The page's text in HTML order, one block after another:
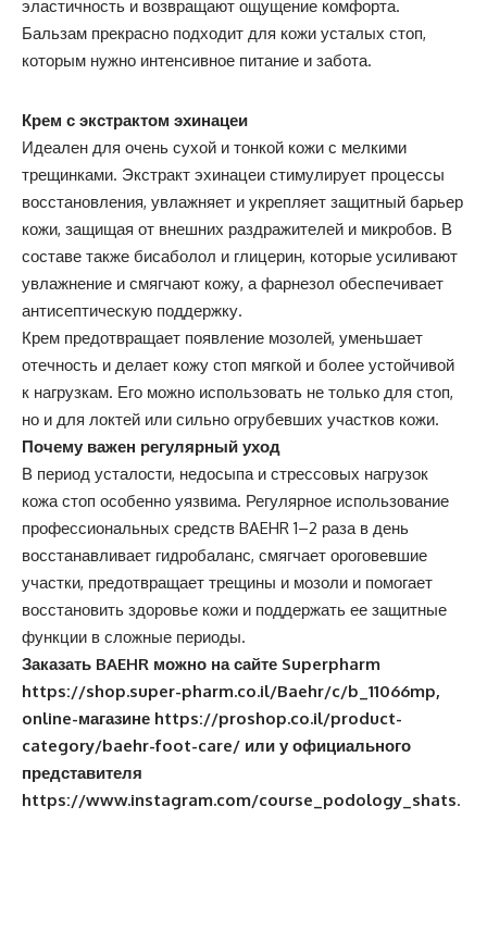
эластичность и возвращают ощущение комфорта.
Бальзам прекрасно подходит для кожи усталых стоп,
которым нужно интенсивное питание и забота.
Крем с экстрактом эхинацеи
Идеален для очень сухой и тонкой кожи с мелкими
трещинками. Экстракт эхинацеи стимулирует процессы
восстановления, увлажняет и укрепляет защитный барьер
кожи, защищая от внешних раздражителей и микробов. В
составе также бисаболол и глицерин, которые усиливают
увлажнение и смягчают кожу, а фарнезол обеспечивает
антисептическую поддержку.
Крем предотвращает появление мозолей, уменьшает
отечность и делает кожу стоп мягкой и более устойчивой
к нагрузкам. Его можно использовать не только для стоп,
но и для локтей или сильно огрубевших участков кожи.
Почему важен регулярный уход
В период усталости, недосыпа и стрессовых нагрузок
кожа стоп особенно уязвима. Регулярное использование
профессиональных средств BAEHR 1–2 раза в день
восстанавливает гидробаланс, смягчает ороговевшие
участки, предотвращает трещины и мозоли и помогает
восстановить здоровье кожи и поддержать ее защитные
функции в сложные периоды.
Заказать BAEHR можно на сайте Superpharm
https://shop.super-pharm.co.il/Baehr/c/b_11066mp,
online-магазине https://proshop.co.il/product-
category/baehr-foot-care/ или у официального
представителя
https://www.instagram.com/course_podology_shats.